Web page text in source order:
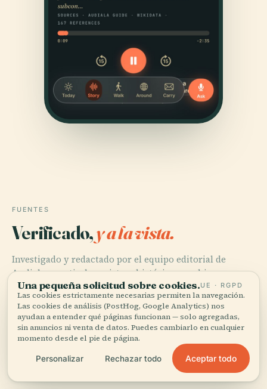
FUENTES
Verificado,y a la vista.
Investigado y redactado por el equipo editorial de
Audiala a partir de registros históricos, archivos
arquitectónicos y conocimiento local.
Última revisión: August 2025
Leiden History 101, n.d., Leiden International Centre
Una pequeña solicitud sobre cookies.UE · RGPD
Las cookies estrictamente necesarias permiten la navegación.
Las cookies de análisis (PostHog, Google Analytics) nos
ayudan a entender qué páginas funcionan — solo agregadas,
sin anuncios ni venta de datos. Puedes cambiarlo en cualquier
momento desde el pie de página.
Personalizar Rechazar todo Aceptar todo